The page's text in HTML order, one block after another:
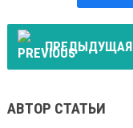
ПРЕДЫДУЩАЯ
АВТОР СТАТЬИ